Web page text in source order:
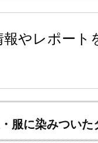
やレポー
服に染みつい